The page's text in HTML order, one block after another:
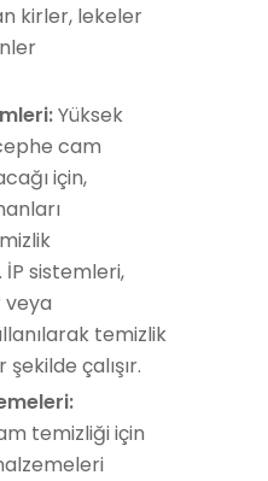
kirler, lekeler
Yüksek
cam
için,
sistemleri,
veya
temizlik
çalışır.
temizliği için